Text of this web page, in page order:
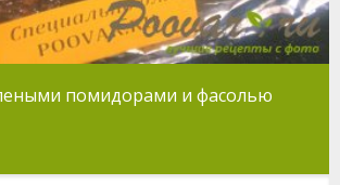
помидорами и фасолью